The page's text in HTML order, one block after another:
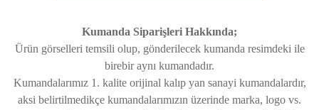
Kumanda Siparişleri Hakkında;
Ürün görselleri temsili olup, gönderilecek kumanda resimdeki ile
birebir aynı kumandadır.
Kumandalarımız 1. kalite orijinal kalıp yan sanayi kumandalardır,
aksi belirtilmedikçe kumandalarımızın üzerinde marka, logo vs.